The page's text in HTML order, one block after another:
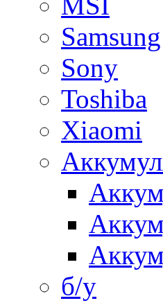
Samsung
Sony
Toshiba
Xiaomi
б/у